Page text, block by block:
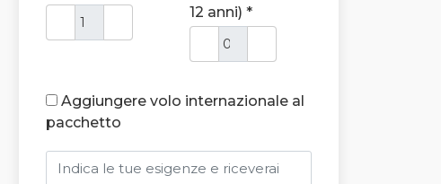
12 anni) *
Aggiungere volo internazionale al
pacchetto